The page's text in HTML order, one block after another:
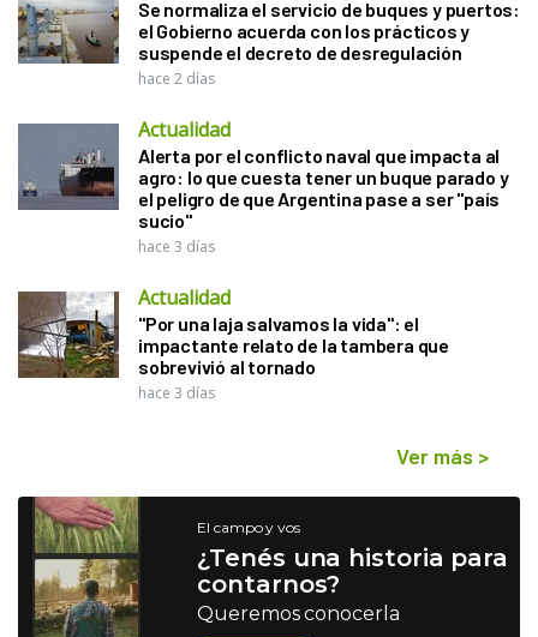
Se normaliza el servicio de buques y puertos:
el Gobierno acuerda con los prácticos y
suspende el decreto de desregulación
hace 2 días
Actualidad
Alerta por el conflicto naval que impacta al
agro: lo que cuesta tener un buque parado y
el peligro de que Argentina pase a ser "país
sucio"
hace 3 días
Actualidad
"Por una laja salvamos la vida": el
impactante relato de la tambera que
sobrevivió al tornado
hace 3 días
Ver más >
El campo y vos
¿Tenés una historia para
contarnos?
Queremos conocerla